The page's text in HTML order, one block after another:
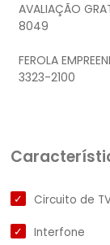
AVALIAÇÃO
8049
FEROLA
3323-2100
Circuito de
Interfone